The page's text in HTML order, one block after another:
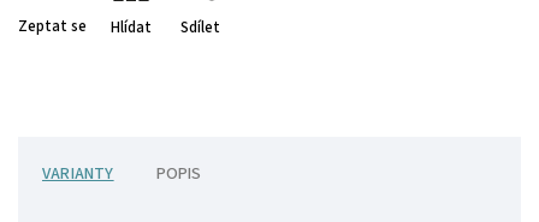
Zeptat se Hlídat Sdílet
VARIANTY POPIS